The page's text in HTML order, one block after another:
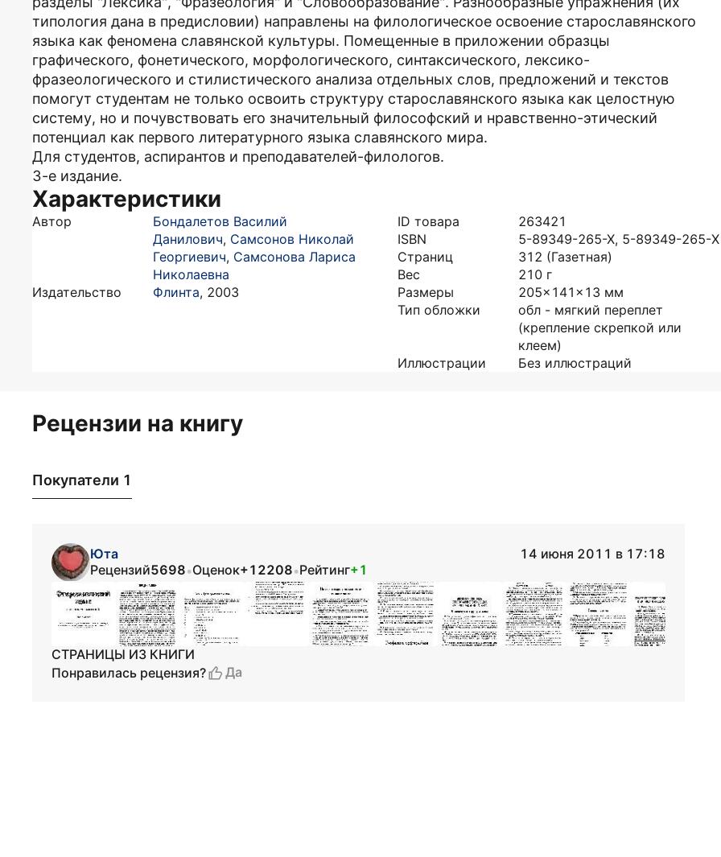
типология дана в предисловии) направлены на филологическое освоение старославянского
языка как феномена славянской культуры. Помещенные в приложении образцы
графического, фонетического, морфологического, синтаксического, лексико-
фразеологического и стилистического анализа отдельных слов, предложений и текстов
помогут студентам не только освоить структуру старославянского языка как целостную
систему, но и почувствовать его значительный философский и нравственно-этический
потенциал как первого литературного языка славянского мира.
Для студентов, аспирантов и преподавателей-филологов.
3-е издание.
Характеристики
Автор
Бондалетов Василий
Данилович, Самсонов Николай
Георгиевич, Самсонова Лариса
Николаевна
Издательство
Флинта, 2003
ID товара
263421
ISBN
5-89349-265-X, 5-89349-265-Х
Страниц
312 (Газетная)
Вес
210 г
Размеры
205x141x13 мм
Тип обложки
обл - мягкий переплет
(крепление скрепкой или
клеем)
Иллюстрации
Без иллюстраций
Рецензии на книгу
Покупатели 1
Юта
14 июня 2011 в 17:18
Рецензий5698•Оценок+12208•Рейтинг+1
СТРАНИЦЫ ИЗ КНИГИ
Понравилась рецензия?
Да